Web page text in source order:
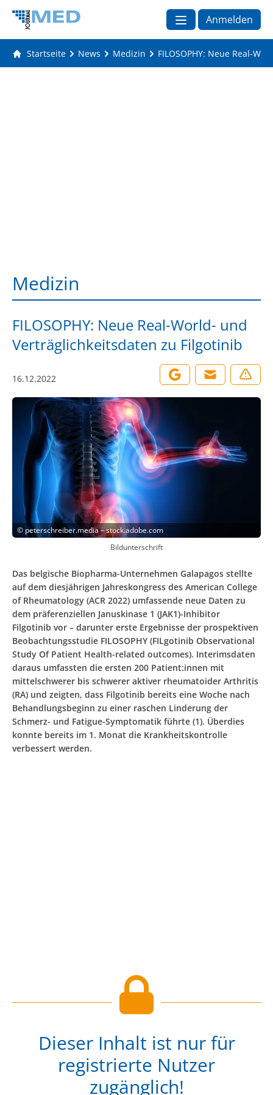
Anmelden
Startseite News Medizin FILOSOPHY: Neue Real-
Medizin
FILOSOPHY: Neue Real-World- und
Verträglichkeitsdaten zu Filgotinib
16.12.2022
© peterschreiber.media – stock.adobe.com
Bildunterschrift
Das belgische Biopharma-Unternehmen Galapagos stellte
auf dem diesjährigen Jahreskongress des American College
of Rheumatology (ACR 2022) umfassende neue Daten zu
dem präferenziellen Januskinase 1 (JAK1)-Inhibitor
Filgotinib vor – darunter erste Ergebnisse der prospektiven
Beobachtungsstudie FILOSOPHY (FILgotinib Observational
Study Of Patient Health-related outcomes). Interimsdaten
daraus umfassten die ersten 200 Patient:innen mit
mittelschwerer bis schwerer aktiver rheumatoider Arthritis
(RA) und zeigten, dass Filgotinib bereits eine Woche nach
Behandlungsbeginn zu einer raschen Linderung der
Schmerz- und Fatigue-Symptomatik führte (1). Überdies
konnte bereits im 1. Monat die Krankheitskontrolle
verbessert werden.
Dieser Inhalt ist nur für
registrierte Nutzer
zugänglich!